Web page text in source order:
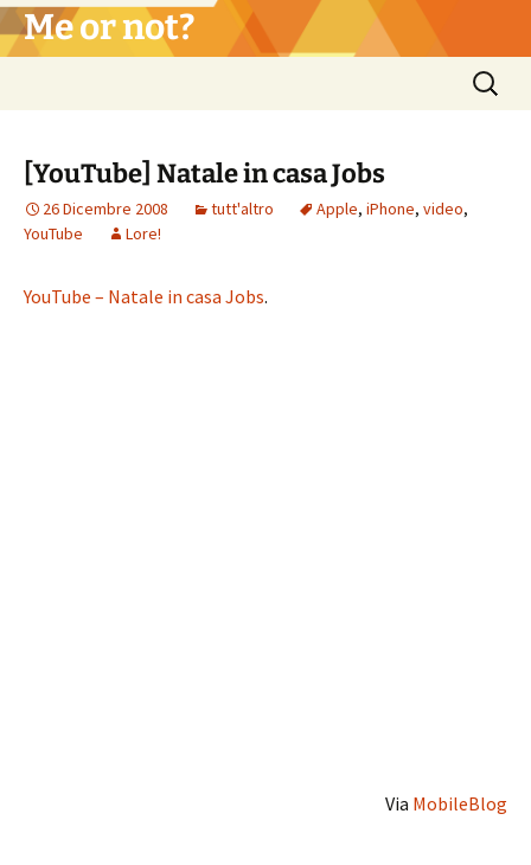
Vai
al Me or not?
Ricerca
per:
[YouTube] Natale in casa Jobs
26 Dicembre 2008 tutt'altro Apple, iPhone, video,
YouTube
Lore!
YouTube – Natale in casa Jobs.
Via MobileBlog